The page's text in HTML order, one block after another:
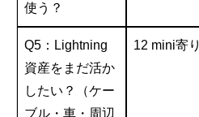
使う？
Q5：Lightning
資産をまだ活か
したい？（ケー
ブル・車・周辺
12 mini寄り